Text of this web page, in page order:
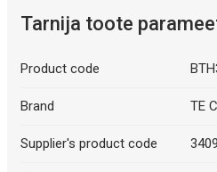
Tarnija toote
Product code
Brand TE
Supplier's product code